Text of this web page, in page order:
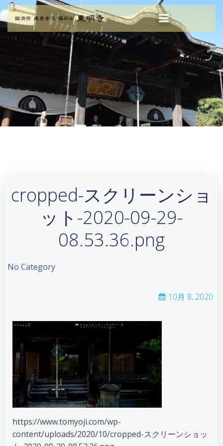
コ
ン
テ
ン
ス
キ
ッ
プ
cropped-スクリーンショ
ット-2020-09-29-
08.53.36.png
No Category
10月 8, 2020
https://www.tomyoji.com/wp-
content/uploads/2020/10/cropped-スクリーンショッ